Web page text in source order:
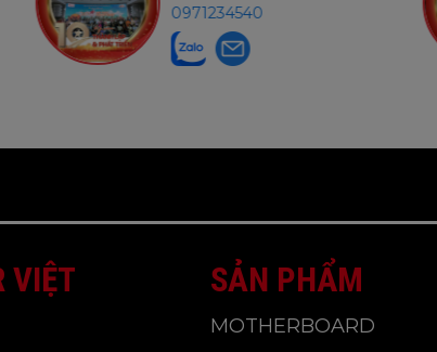
0971234540
VIỆT
SẢN PHẨM
MOTHERBOARD